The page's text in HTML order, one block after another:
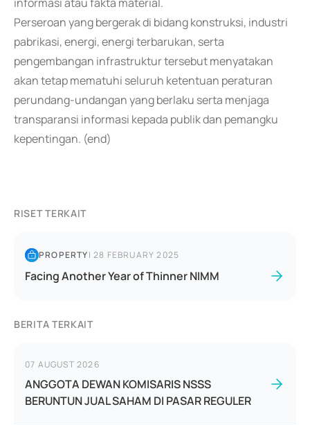
Perseroan yang bergerak di bidang konstruksi, industri
pabrikasi, energi, energi terbarukan, serta
pengembangan infrastruktur tersebut menyatakan
akan tetap mematuhi seluruh ketentuan peraturan
perundang-undangan yang berlaku serta menjaga
transparansi informasi kepada publik dan pemangku
kepentingan. (end)
RISET TERKAIT
PROPERTY|28 FEBRUARY 2025
Facing Another Year of Thinner NIMM
BERITA TERKAIT
07 AUGUST 2026
ANGGOTA DEWAN KOMISARIS NSSS
BERUNTUN JUAL SAHAM DI PASAR REGULER